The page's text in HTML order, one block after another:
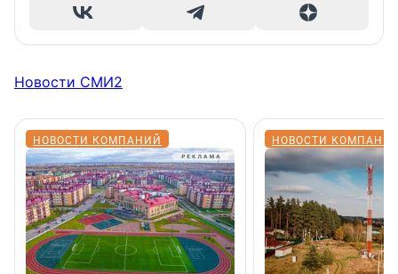
Новости СМИ2
НОВОСТИ КОМПАНИЙ НОВОСТИ